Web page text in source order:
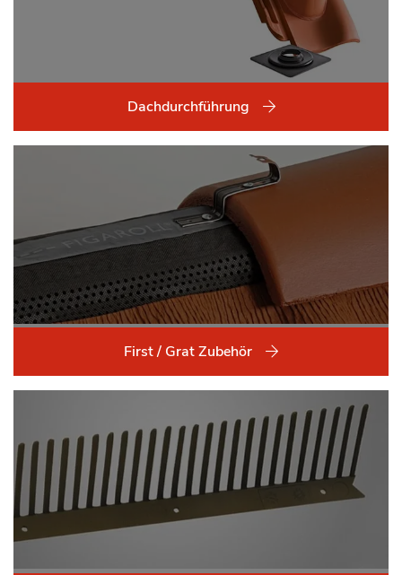
Dachdurchführung
First / Grat Zubehör